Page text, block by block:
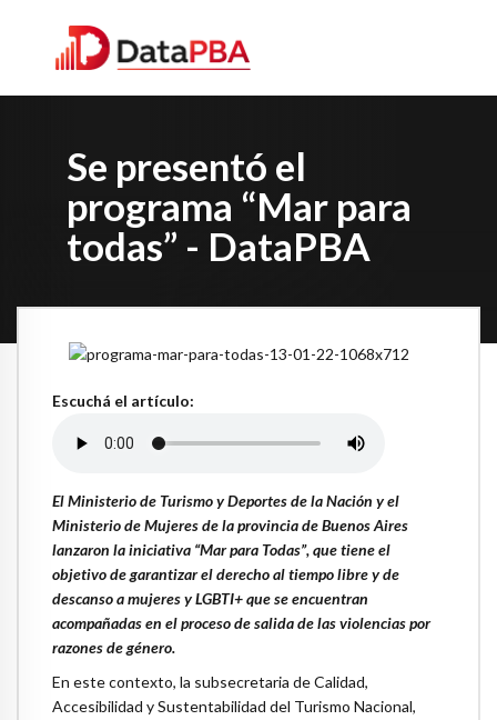
Se presentó el
programa “Mar para
todas” - DataPBA
Escuchá el artículo:
El Ministerio de Turismo y Deportes de la Nación y el
Ministerio de Mujeres de la provincia de Buenos Aires
lanzaron la iniciativa “Mar para Todas”, que tiene el
objetivo de garantizar el derecho al tiempo libre y de
descanso a mujeres y LGBTI+ que se encuentran
acompañadas en el proceso de salida de las violencias por
razones de género.
En este contexto, la subsecretaria de Calidad,
Accesibilidad y Sustentabilidad del Turismo Nacional,